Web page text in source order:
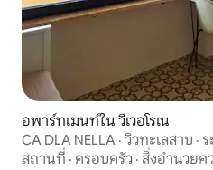
อพาร์ทเมนท์ใน วีเวอโรเน
CA DLA NELLA · วิวทะเลสาบ ·
สถานที่ · ครอบครัว · สิ่งอำนวยค